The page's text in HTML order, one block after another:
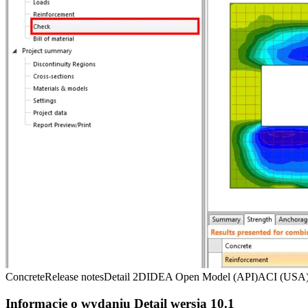
ConcreteRelease notesDetail 2DIDEA Open Model (API)ACI
Informacje o wydaniu Detail wersja 10.1